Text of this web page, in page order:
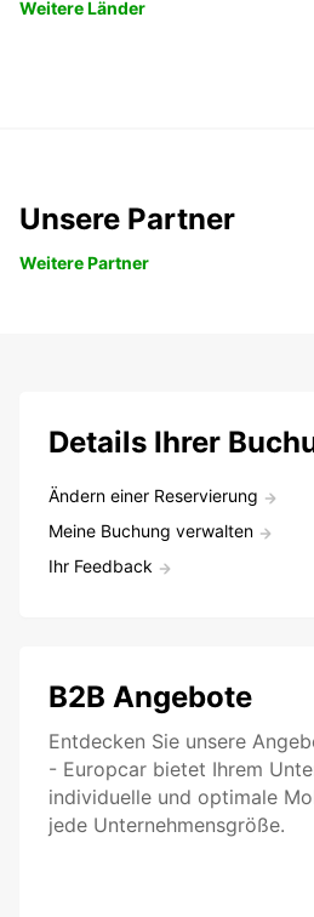
Weitere Länder
Unsere Partner
Weitere Partner
Details Ihrer
Ändern einer Reservierung
Meine Buchung verwalten
Ihr Feedback
B2B Angebote
Entdecken Sie unsere
- Europcar bietet Ihrem
individuelle und optimale
jede Unternehmensgröße.